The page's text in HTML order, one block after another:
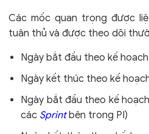
Các mốc quan trọng được
tuân thủ và được theo dõi
Ngày bắt đầu theo kế
Ngày kết thúc theo kế
Ngày bắt đầu theo kế
các Sprintbên trong PI)